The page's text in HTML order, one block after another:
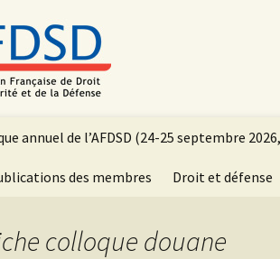
annuel de l’AFDSD (24-25 septembre
des membres Droit et défense
colloque douane